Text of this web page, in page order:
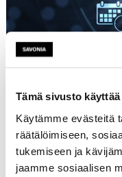
Tämä sivusto
Käytämme evästeitä
räätälöimiseen,
tukemiseen ja
jaamme sosiaalisen
Etusivu
Tutustu
Käynnissä olevat